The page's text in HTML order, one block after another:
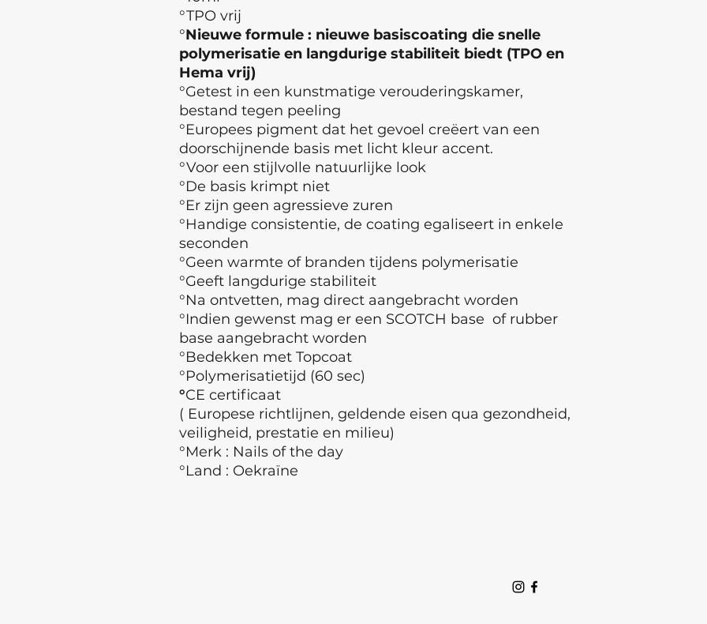
°TPO vrij
°Nieuwe formule : nieuwe basiscoating die snelle
polymerisatie en langdurige stabiliteit biedt (TPO en
Hema vrij)
°Getest in een kunstmatige verouderingskamer,
bestand tegen peeling
°Europees pigment dat het gevoel creëert van een
doorschijnende basis met licht kleur accent.
°Voor een stijlvolle natuurlijke look
°De basis krimpt niet
°Er zijn geen agressieve zuren
°Handige consistentie, de coating egaliseert in enkele
seconden
°Geen warmte of branden tijdens polymerisatie
°Geeft langdurige stabiliteit
°Na ontvetten, mag direct aangebracht worden
°Indien gewenst mag er een SCOTCH base of rubber
base aangebracht worden
°Bedekken met Topcoat
°Polymerisatietijd (60 sec)
°CE certificaat
( Europese richtlijnen, geldende eisen qua gezondheid,
veiligheid, prestatie en milieu)
°Merk : Nails of the day
°Land : Oekraïne